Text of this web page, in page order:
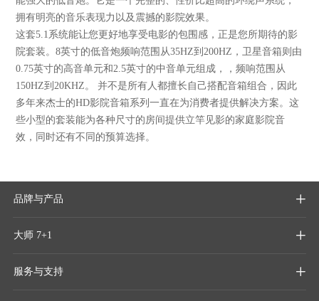
拥有明亮的音乐表现力以及震撼的影院效果。
这套5.1系统能让您更好地享受电影的包围感，正是您所期待的影
院套装。8英寸的低音炮频响范围从35HZ到200HZ，卫星音箱则由
0.75英寸的高音单元和2.5英寸的中音单元组成，，频响范围从
150HZ到20KHZ。 并不是所有人都擅长自己搭配音箱组合，因此
多年来杰士的HD影院音箱系列一直在为消费者提供解决方案。这
些小型的套装能为各种尺寸的房间提供立竿见影的家庭影院音
效，同时还有不同的预算选择。
品牌与产品 
大师 7+1 
服务与支持 